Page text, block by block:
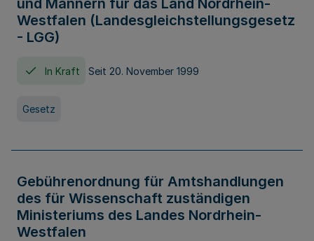
und Männern für das Land Nordrhein-
Westfalen (Landesgleichstellungsgesetz
- LGG)
In Kraft Seit 20. November 1999
Gesetz
Gebührenordnung für Amtshandlungen
des für Wissenschaft zuständigen
Ministeriums des Landes Nordrhein-
Westfalen